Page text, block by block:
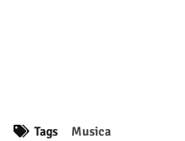
Tags Musica